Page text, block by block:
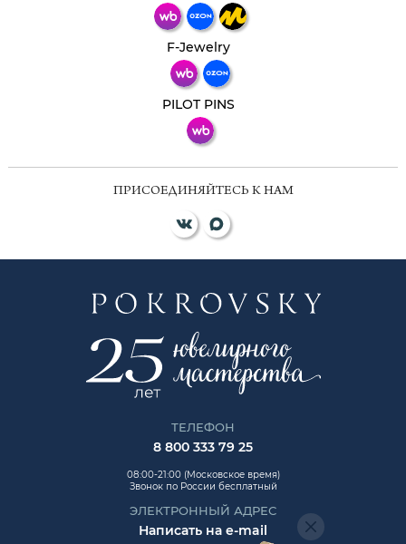
F-Jewelry
PILOT PINS
ПРИСОЕДИНЯЙТЕСЬ К НАМ
ТЕЛЕФОН
8 800 333 79 25
08:00-21:00 (Московское время)
Звонок по России бесплатный
ЭЛЕКТРОННЫЙ АДРЕС
Написать на e-mail